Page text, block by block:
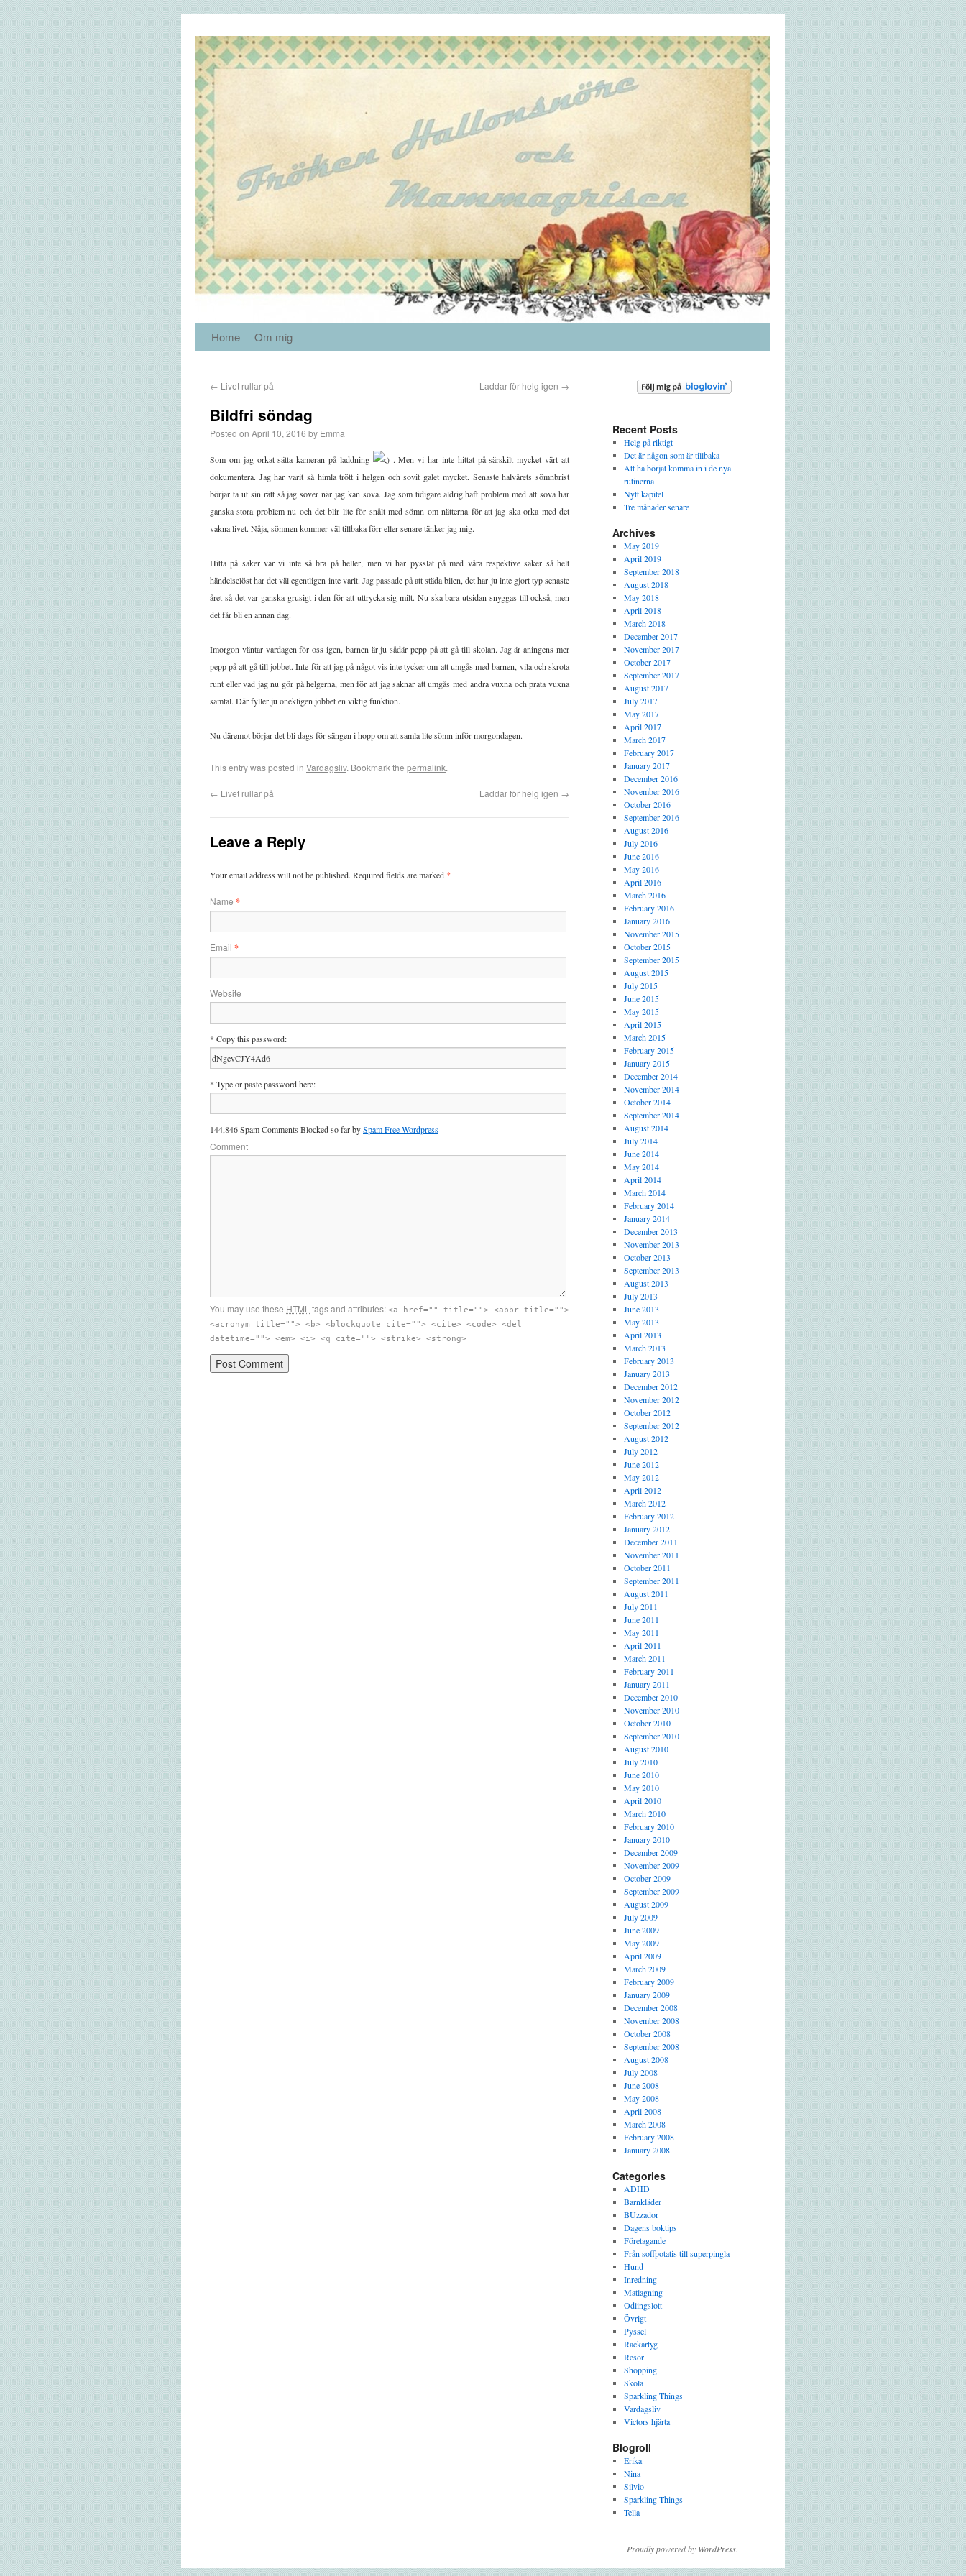
Home Om mig
← Livet rullar på Laddar för helg igen →
Bildfri söndag
Posted on April 10, 2016 by Emma
Som om jag orkat sätta kameran på laddning
. Men vi har inte hittat på särskilt mycket värt att
dokumentera. Jag har varit så himla trött i helgen och sovit galet mycket. Senaste halvårets sömnbrist
börjar ta ut sin rätt så jag sover när jag kan sova. Jag som tidigare aldrig haft problem med att sova har
ganska stora problem nu och det blir lite för snålt med sömn om nätterna för att jag ska orka med det
vakna livet. Nåja, sömnen kommer väl tillbaka förr eller senare tänker jag mig.
Hitta på saker var vi inte så bra på heller, men vi har pysslat på med våra respektive saker så helt
händelselöst har det väl egentligen inte varit. Jag passade på att städa bilen, det har ju inte gjort typ senaste
året så det var ganska grusigt i den för att uttrycka sig milt. Nu ska bara utsidan snyggas till också, men
det får bli en annan dag.
Imorgon väntar vardagen för oss igen, barnen är ju sådär pepp på att gå till skolan. Jag är aningens mer
pepp på att gå till jobbet. Inte för att jag på något vis inte tycker om att umgås med barnen, vila och skrota
runt eller vad jag nu gör på helgerna, men för att jag saknar att umgås med andra vuxna och prata vuxna
samtal. Där fyller ju onekligen jobbet en viktig funktion.
Nu däremot börjar det bli dags för sängen i hopp om att samla lite sömn inför morgondagen.
This entry was posted in Vardagsliv. Bookmark the permalink.
← Livet rullar på Laddar för helg igen →
Leave a Reply
Your email address will not be published. Required fields are marked*
Name *
Email *
Website
* Copy this password:
* Type or paste password here:
144,846 Spam Comments Blocked so far bySpam Free Wordpress
Comment
You may use these HTML tags and attributes: <a href="" title=""> <abbr title="">
<acronym title=""> <b> <blockquote cite=""> <cite> <code> <del
datetime=""> <em> <i> <q cite=""> <strike> <strong>
Recent Posts
Helg på riktigt
Det är någon som är tillbaka
Att ha börjat komma in i de nya
rutinerna
Nytt kapitel
Tre månader senare
Archives
May 2019
April 2019
September 2018
August 2018
May 2018
April 2018
March 2018
December 2017
November 2017
October 2017
September 2017
August 2017
July 2017
May 2017
April 2017
March 2017
February 2017
January 2017
December 2016
November 2016
October 2016
September 2016
August 2016
July 2016
June 2016
May 2016
April 2016
March 2016
February 2016
January 2016
November 2015
October 2015
September 2015
August 2015
July 2015
June 2015
May 2015
April 2015
March 2015
February 2015
January 2015
December 2014
November 2014
October 2014
September 2014
August 2014
July 2014
June 2014
May 2014
April 2014
March 2014
February 2014
January 2014
December 2013
November 2013
October 2013
September 2013
August 2013
July 2013
June 2013
May 2013
April 2013
March 2013
February 2013
January 2013
December 2012
November 2012
October 2012
September 2012
August 2012
July 2012
June 2012
May 2012
April 2012
March 2012
February 2012
January 2012
December 2011
November 2011
October 2011
September 2011
August 2011
July 2011
June 2011
May 2011
April 2011
March 2011
February 2011
January 2011
December 2010
November 2010
October 2010
September 2010
August 2010
July 2010
June 2010
May 2010
April 2010
March 2010
February 2010
January 2010
December 2009
November 2009
October 2009
September 2009
August 2009
July 2009
June 2009
May 2009
April 2009
March 2009
February 2009
January 2009
December 2008
November 2008
October 2008
September 2008
August 2008
July 2008
June 2008
May 2008
April 2008
March 2008
February 2008
January 2008
Categories
ADHD
Barnkläder
BUzzador
Dagens boktips
Företagande
Från soffpotatis till superpingla
Hund
Inredning
Matlagning
Odlingslott
Övrigt
Pyssel
Rackartyg
Resor
Shopping
Skola
Sparkling Things
Vardagsliv
Victors hjärta
Blogroll
Erika
Nina
Silvio
Sparkling Things
Tella
Proudly powered by WordPress.